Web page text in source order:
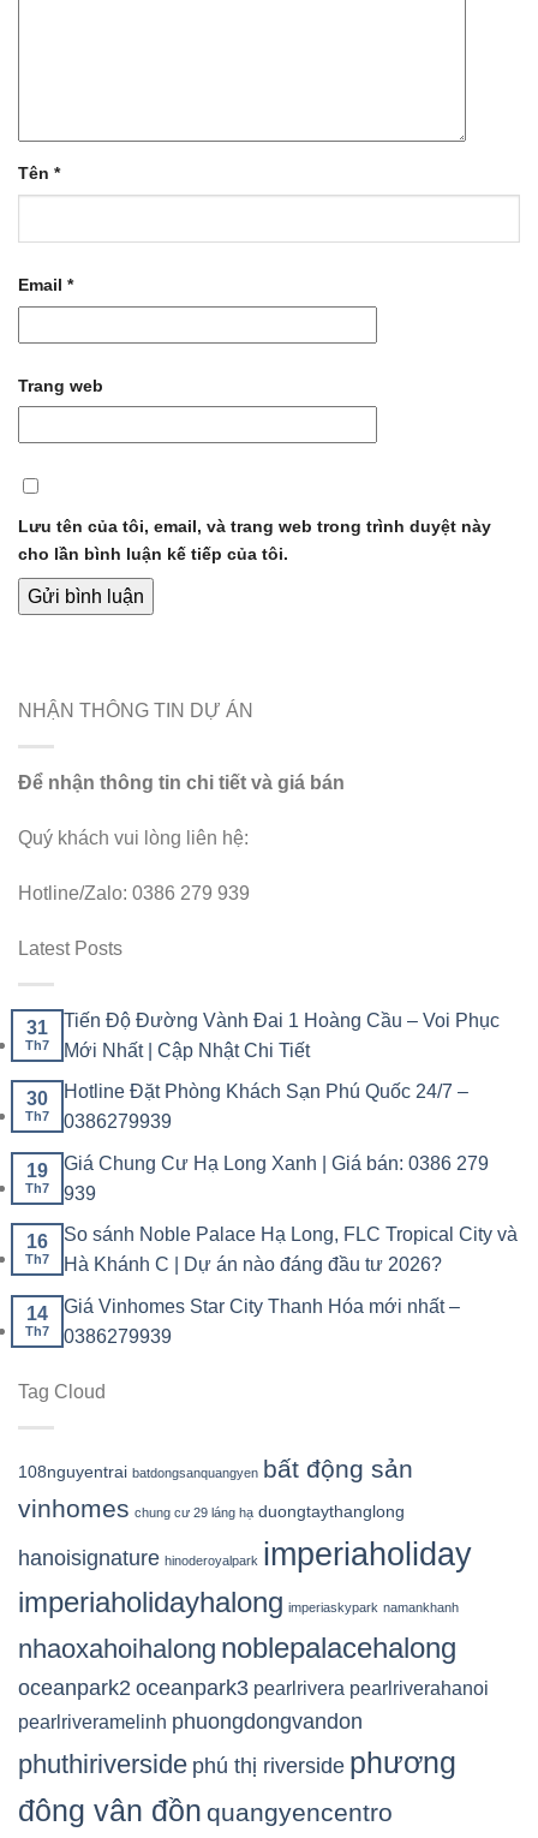
Tên *
Email *
Trang web
Lưu tên của tôi, email, và trang web trong trình duyệt này
cho lần bình luận kế tiếp của tôi.
NHẬN THÔNG TIN DỰ ÁN
Để nhận thông tin chi tiết và giá bán
Quý khách vui lòng liên hệ:
Hotline/Zalo: 0386 279 939
Latest Posts
31
Th7
Tiến Độ Đường Vành Đai 1 Hoàng Cầu – Voi Phục
Mới Nhất | Cập Nhật Chi Tiết
30
Th7
Hotline Đặt Phòng Khách Sạn Phú Quốc 24/7 –
0386279939
19
Th7
Giá Chung Cư Hạ Long Xanh | Giá bán: 0386 279
939
16
Th7
So sánh Noble Palace Hạ Long, FLC Tropical City và
Hà Khánh C | Dự án nào đáng đầu tư 2026?
14
Th7
Giá Vinhomes Star City Thanh Hóa mới nhất –
0386279939
Tag Cloud
108nguyentrai batdongsanquangyen bất động sản
vinhomes chung cư 29 láng hạ duongtaythanglong
hanoisignature hinoderoyalpark imperiaholiday
imperiaholidayhalong imperiaskypark namankhanh
nhaoxahoihalong noblepalacehalong
oceanpark2 oceanpark3 pearlrivera pearlriverahanoi
pearlriveramelinh phuongdongvandon
phuthiriverside phú thị riverside phương
đông vân đồn quangyencentro